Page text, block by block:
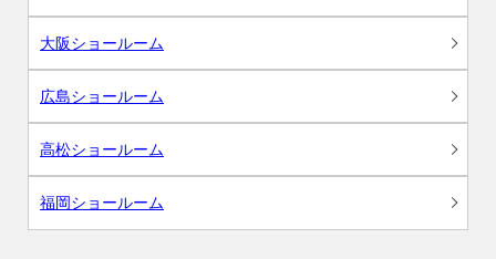
大阪ショールーム
広島ショールーム
高松ショールーム
福岡ショールーム